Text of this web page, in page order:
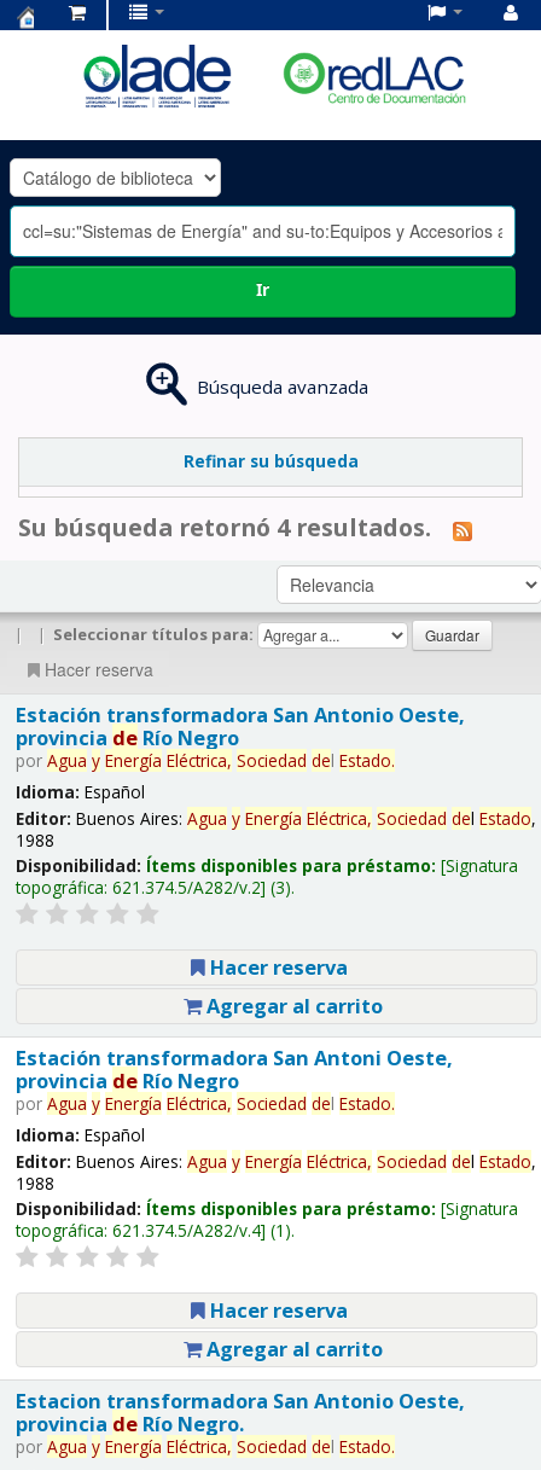
OLADE
-
Ir
Búsqueda avanzada
Refinar su búsqueda
Su búsqueda retornó 4 resultados.
| | Seleccionar títulos para:
Hacer reserva
Estación transformadora San Antonio Oeste,
provincia deRío Negro
por Agua y Energía Eléctrica, Sociedad del Estado.
Idioma: Español
Editor: Buenos Aires: Agua y Energía Eléctrica, Sociedad del Estado,
1988
Disponibilidad: Ítems disponibles para préstamo: Signatura
topográfica: 621.374.5/A282/v.2 (3).
Hacer reserva
Agregar al carrito
Estación transformadora San Antoni Oeste,
provincia deRío Negro
por Agua y Energía Eléctrica, Sociedad del Estado.
Idioma: Español
Editor: Buenos Aires: Agua y Energía Eléctrica, Sociedad del Estado,
1988
Disponibilidad: Ítems disponibles para préstamo: Signatura
topográfica: 621.374.5/A282/v.4 (1).
Hacer reserva
Agregar al carrito
Estacion transformadora San Antonio Oeste,
provincia deRío Negro.
por Agua y Energía Eléctrica, Sociedad del Estado.